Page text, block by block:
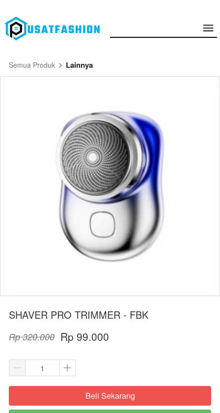
Semua Produk Lainnya
SHAVER PRO TRIMMER - FBK
Rp 320.000 Rp 99.000
`Beli Sekarang